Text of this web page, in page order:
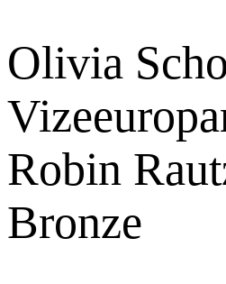
Olivia
Robin
Bronze